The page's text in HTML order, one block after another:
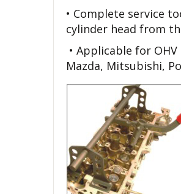
• Complete service
cylinder head from
• Applicable for
Mazda, Mitsubishi,